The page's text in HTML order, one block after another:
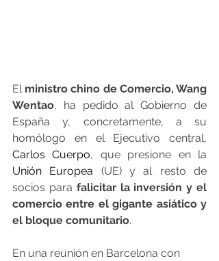
El ministro chino de Comercio, Wang
Wentao, ha pedido al Gobierno de
España y, concretamente, a su
Carlos Cuerpo
Unión Europea (UE) y al resto de
socios para falicitar la inversión y el
comercio entre el gigante asiático y
el bloque comunitario.
En una reunión en Barcelona con